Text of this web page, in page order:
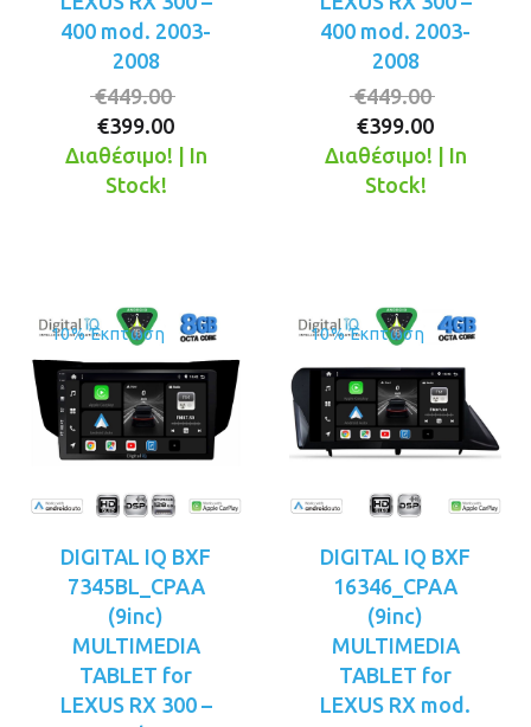
400 mod. 2003-
2008
€449.00
was:
€399.00
τρέχουσα
Διαθέσιμο! | In
Stock!
400 mod. 2003-
2008
€449.00
was:
€399.00
Διαθέσιμο! | In
Stock!
10% Έκπτωση
DIGITAL IQ BXF
7345BL_CPAA
(9inc)
MULTIMEDIA
TABLET for
LEXUS RX 300 –
10% Έκπτωση
DIGITAL IQ BXF
16346_CPAA
(9inc)
MULTIMEDIA
TABLET for
LEXUS RX mod.